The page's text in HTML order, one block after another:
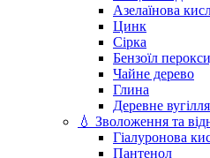
Азелаїнова
Цинк
Сірка
Бензоїл
Чайне дерево
Глина
Деревне вугілля
💧 Зволоження та
Гіалуронова
Пантенол